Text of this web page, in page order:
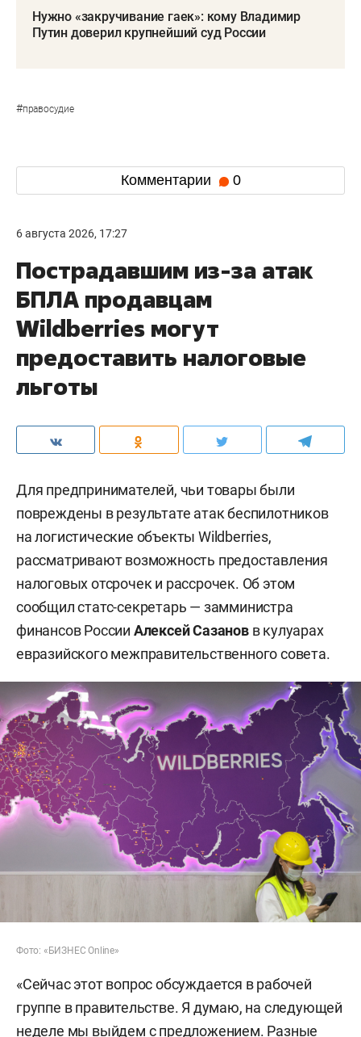
Нужно «закручивание гаек»: кому Владимир
Путин доверил крупнейший суд России
#правосудие
Комментарии 0
6 августа 2026, 17:27
Пострадавшим из-за атак
БПЛА продавцам
Wildberries могут
предоставить налоговые
льготы
Для предпринимателей, чьи товары были
повреждены в результате атак беспилотников
на логистические объекты Wildberries,
рассматривают возможность предоставления
налоговых отсрочек и рассрочек. Об этом
сообщил статс-секретарь — замминистра
финансов России Алексей Сазановв кулуарах
евразийского межправительственного совета.
Фото: «БИЗНЕС Online»
«Сейчас этот вопрос обсуждается в рабочей
группе в правительстве. Я думаю, на следующей
неделе мы выйдем с предложением. Разные